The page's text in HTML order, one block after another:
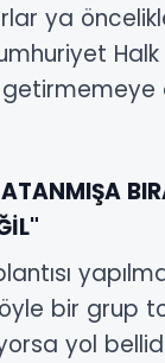
ya
bir grup
yol